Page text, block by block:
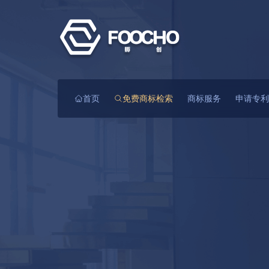
首页 免费商标检索 商标服务 申请专利